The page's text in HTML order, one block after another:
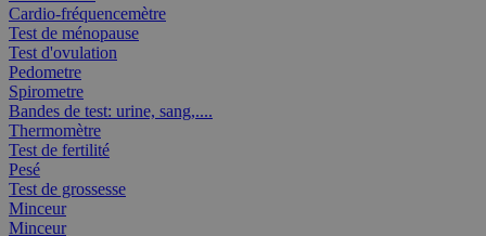
Cardio-fréquencemètre
Test de ménopause
Test d'ovulation
Pedometre
Spirometre
Bandes de test: urine, sang,....
Thermomètre
Test de fertilité
Pesé
Test de grossesse
Minceur
Minceur